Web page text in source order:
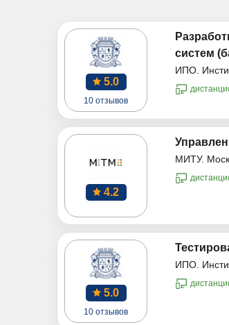
5.0
10 отзывов
систем
ИПО.
4.2
МИТУ.
5.0
10 отзывов
ИПО.